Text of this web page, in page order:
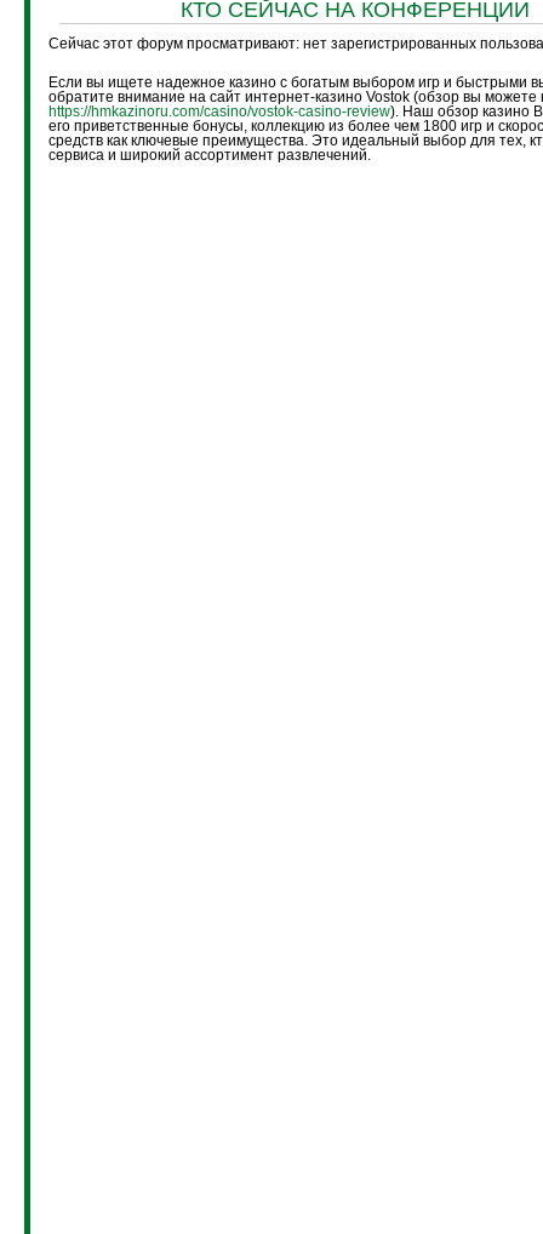
КТО СЕЙЧАС НА КОНФЕРЕНЦИИ
Сейчас этот форум просматривают: нет зарегистрированных
Если вы ищете надежное казино с богатым выбором игр и быстрыми
обратите внимание на сайт интернет-казино Vostok (обзор вы можете
https://hmkazinoru.com/casino/vostok-casino-review). Наш обзор казино
его приветственные бонусы, коллекцию из более чем 1800 игр и
средств как ключевые преимущества. Это идеальный выбор для тех,
сервиса и широкий ассортимент развлечений.